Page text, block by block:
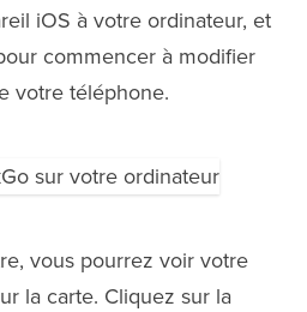
iOS à votre ordinateur, et
commencer à modifier
votre téléphone.
vous pourrez voir votre
la carte. Cliquez sur la